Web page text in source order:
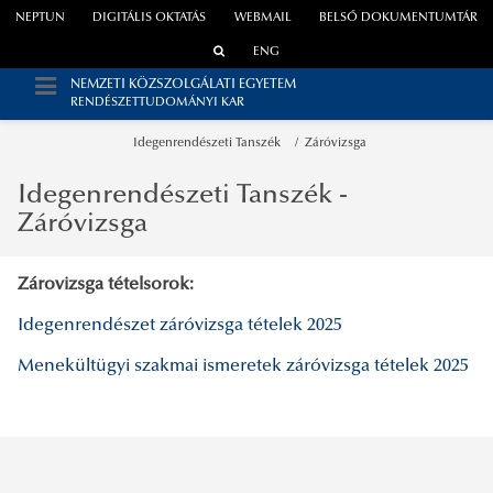
WEBMAIL
NEPTUN DIGITÁLIS OKTATÁS BELSŐ DOKUMENTUMTÁR
ENG
NEMZETI KÖZSZOLGÁLATI EGYETEM
RENDÉSZETTUDOMÁNYI KAR
Idegenrendészeti Tanszék Záróvizsga
Idegenrendészeti Tanszék -
Záróvizsga
Zárovizsga tételsorok:
Idegenrendészet záróvizsga tételek 2025
Menekültügyi szakmai ismeretek záróvizsga tételek 2025